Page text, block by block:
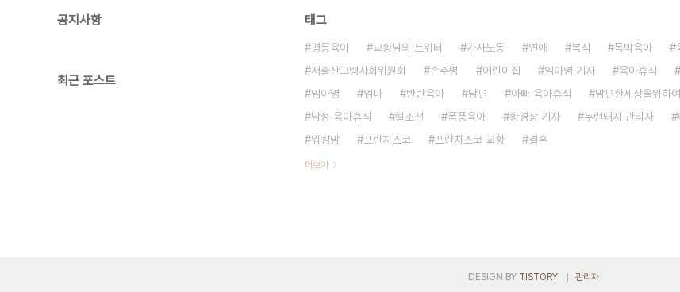
공지사항
최근 포스트
태그
평등육아 교황님의 트위터 가사노동 연애 복직 독박육아
저출산고령사회위원회
손주병 어린이집 임아영 기자 육아휴직
임아영
엄마 반반육아 남편 아빠 육아휴직
맘편한세상을위하여
남성 육아휴직
헬조선 폭풍육아 황경상 기자 누런돼지 관리자
워킹맘
프란치스코 프란치스코 교황 결혼
더보기
DESIGN BY TISTORY 관리자